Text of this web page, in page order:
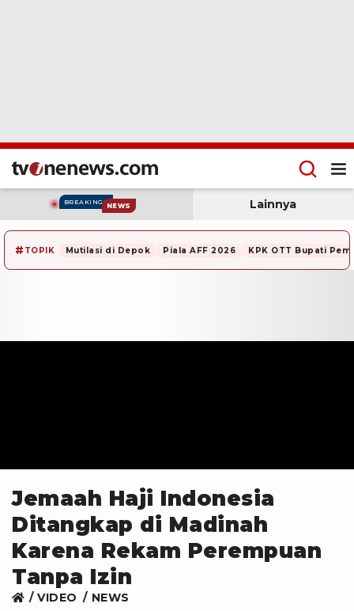
BREAKING NEWS Lainnya
# TOPIK Mutilasi di Depok Piala AFF 2026 KPK OTT Bupati
Jemaah Haji Indonesia
Ditangkap di Madinah
Karena Rekam Perempuan
Tanpa Izin
VIDEO
NEWS